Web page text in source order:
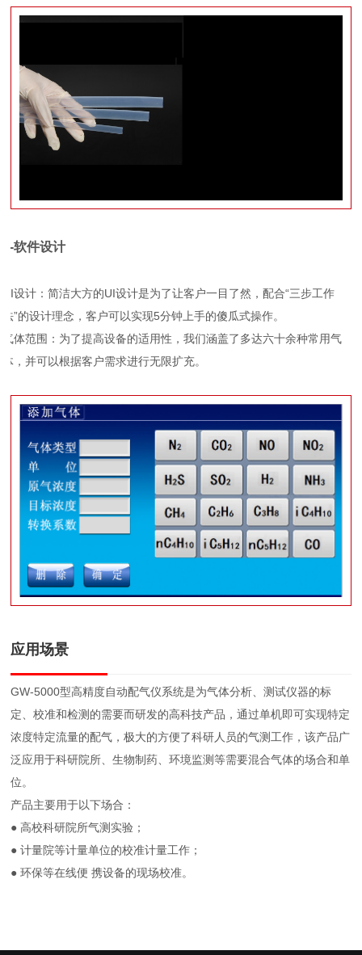
4-软件设计
UI设计：简洁大方的UI设计是为了让客户一目了然，配合“三步工作
法”的设计理念，客户可以实现5分钟上手的傻瓜式操作。
气体范围：为了提高设备的适用性，我们涵盖了多达六十余种常用气
体，并可以根据客户需求进行无限扩充。
应用场景
GW-5000型高精度自动配气仪系统是为气体分析、测试仪器的标
定、校准和检测的需要而研发的高科技产品，通过单机即可实现特定
浓度特定流量的配气，极大的方便了科研人员的气测工作，该产品广
泛应用于科研院所、生物制药、环境监测等需要混合气体的场合和单
位。
产品主要用于以下场合：
● 高校科研院所气测实验；
● 计量院等计量单位的校准计量工作；
● 环保等在线便 携设备的现场校准。